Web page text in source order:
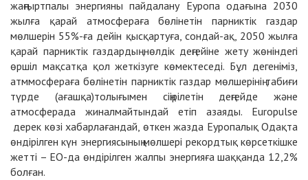
жаңғыртпалы энергияны пайдалану Еуропа одағына 2030
жылға қарай атмосфераға бөлінетін парниктік газдар
мөлшерін 55%-ға дейін қысқартуға, сондай-ақ, 2050 жылға
қарай парниктік газдардың нөлдік деңгейіне жету жөніндегі
өршіл мақсатқа қол жеткізуге көмектеседі. Бұл дегеніміз,
атммосфераға бөлінетін парниктік газдар мөлшерінің табиғи
түрде (ағашқа)толығымен сіңірілетін деңгейде және
атмосферада жиналмайтындай етіп азаяды. Europulse
дерек көзі хабарлағандай, өткен жазда Еуропалық Одақта
өндірілген күн энергиясының мөлшері рекордтық көрсеткішке
жетті – ЕО-да өндірілген жалпы энергияға шаққанда 12,2%
болған.